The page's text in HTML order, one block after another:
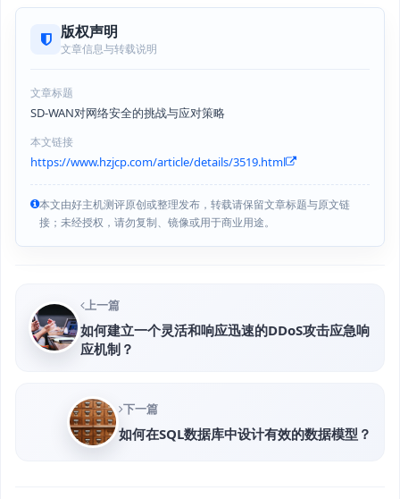
版权声明
文章信息与转载说明
文章标题
SD-WAN对网络安全的挑战与应对策略
本文链接
https://www.hzjcp.com/article/details/3519.html
本文由好主机测评原创或整理发布，转载请保留文章标题与原文链
接；未经授权，请勿复制、镜像或用于商业用途。
上一篇
如何建立一个灵活和响应迅速的DDoS攻击应急响
应机制？
下一篇
如何在SQL数据库中设计有效的数据模型？